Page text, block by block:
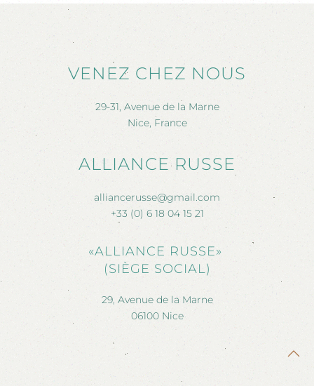
VENEZ CHEZ NOUS
29-31, Avenue de la Marne
Nice, France
ALLIANCE RUSSE
alliancerusse@gmail.com
+33 (0) 6 18 04 15 21
«ALLIANCE RUSSE»
(SIÈGE SOCIAL)
29, Avenue de la Marne
06100 Nice